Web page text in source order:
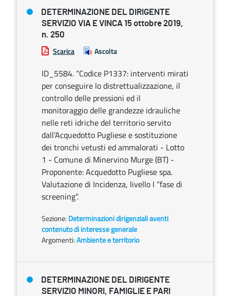
DETERMINAZIONE DEL DIRIGENTE
SERVIZIO VIA E VINCA 15 ottobre 2019,
n. 250
Scarica Ascolta
ID_5584. “Codice P1337: interventi mirati
per conseguire lo distrettualizzazione, il
controllo delle pressioni ed il
monitoraggio delle grandezze idrauliche
nelle reti idriche del territorio servito
dall’Acquedotto Pugliese e sostituzione
dei tronchi vetusti ed ammalorati - Lotto
1 - Comune di Minervino Murge (BT) -
Proponente: Acquedotto Pugliese spa.
Valutazione di Incidenza, livello I “fase di
screening”.
Sezione: Determinazioni dirigenziali aventi
contenuto di interesse generale
Argomenti:Ambiente e territorio
DETERMINAZIONE DEL DIRIGENTE
SERVIZIO MINORI, FAMIGLIE E PARI